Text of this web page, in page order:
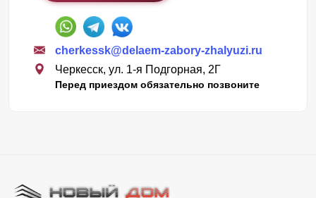
cherkessk@delaem-zabory-zhalyuzi.ru
Черкесск, ул. 1-я Подгорная, 2Г
Перед приездом обязательно позвоните